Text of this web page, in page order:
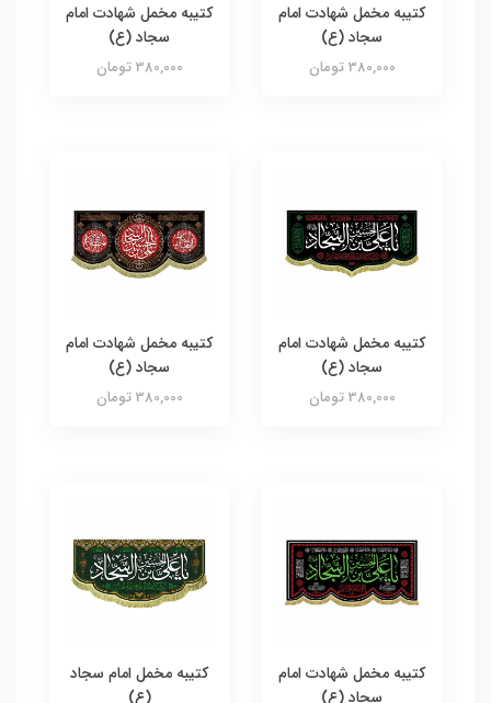
کتیبه مخمل شهادت امام
سجاد (ع)
380,000 تومان
کتیبه مخمل شهادت امام
سجاد (ع)
380,000 تومان
کتیبه مخمل شهادت امام
سجاد (ع)
380,000 تومان
کتیبه مخمل شهادت امام
سجاد (ع)
380,000 تومان
کتیبه مخمل شهادت امام
سجاد (ع)
کتیبه مخمل امام سجاد
(ع)